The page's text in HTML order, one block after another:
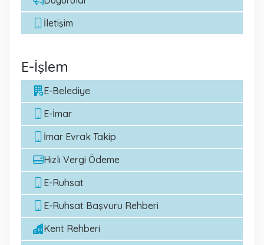
İletişim
E-İşlem
E-Belediye
E-İmar
İmar Evrak Takip
Hızlı Vergi Ödeme
E-Ruhsat
E-Ruhsat Başvuru Rehberi
Kent Rehberi